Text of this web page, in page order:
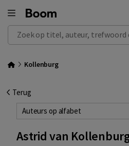
Zoek op titel, auteur, trefwoord of
Kollenburg
Terug
Auteurs op alfabet
Astrid van